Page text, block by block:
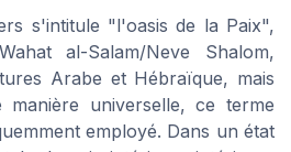
s'intitule "l'oasis de la Paix",
al-Salam/Neve Shalom,
Arabe et Hébraïque, mais
universelle, ce terme
employé. Dans un état